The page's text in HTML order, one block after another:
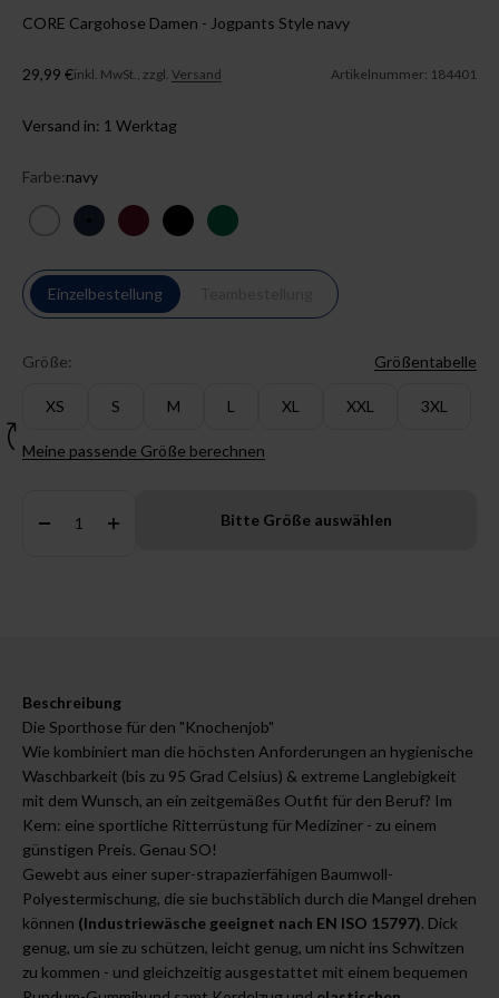
CORE Cargohose Damen - Jogpants Style navy
Angebot
29,99 €inkl. MwSt., zzgl. Versand Artikelnummer: 184401
Versand in: 1 Werktag
Farbe:navy
weiß navy bordeauxschwarzdunkelgrün
Einzelbestellung
Größe: Größentabelle
XS S M L XL XXL 3XL
Meine passende Größe berechnen
Bitte Größe auswählen
Beschreibung
Die Sporthose für den "Knochenjob"
Wie kombiniert man die höchsten Anforderungen an hygienische
Waschbarkeit (bis zu 95 Grad Celsius) & extreme Langlebigkeit
mit dem Wunsch, an ein zeitgemäßes Outfit für den Beruf? Im
Kern: eine sportliche Ritterrüstung für Mediziner - zu einem
günstigen Preis. Genau SO!
Gewebt aus einer super-strapazierfähigen Baumwoll-
Polyestermischung, die sie buchstäblich durch die Mangel drehen
können (Industriewäsche geeignet nach EN ISO 15797). Dick
genug, um sie zu schützen, leicht genug, um nicht ins Schwitzen
zu kommen - und gleichzeitig ausgestattet mit einem bequemen